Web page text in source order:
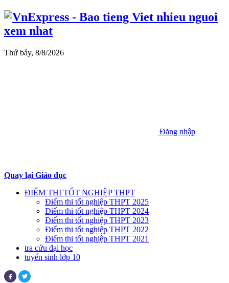
Thứ bảy, 8/8/2026
Đăng nhập
Quay lại Giáo dục
ĐIỂM THI TỐT NGHIỆP THPT
Điểm thi tốt nghiệp THPT 2025
Điểm thi tốt nghiệp THPT 2024
Điểm thi tốt nghiệp THPT 2023
Điểm thi tốt nghiệp THPT 2022
Điểm thi tốt nghiệp THPT 2021
tra cứu đại học
tuyển sinh lớp 10